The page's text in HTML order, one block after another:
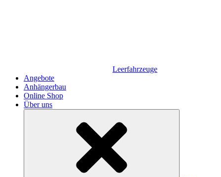
Leerfahrzeuge
Angebote
Anhängerbau
Online Shop
Über uns